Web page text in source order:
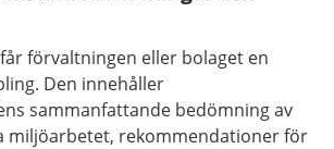
förvaltningen eller bolaget en
Den innehåller
sammanfattande bedömning av
miljöarbetet, rekommendationer för